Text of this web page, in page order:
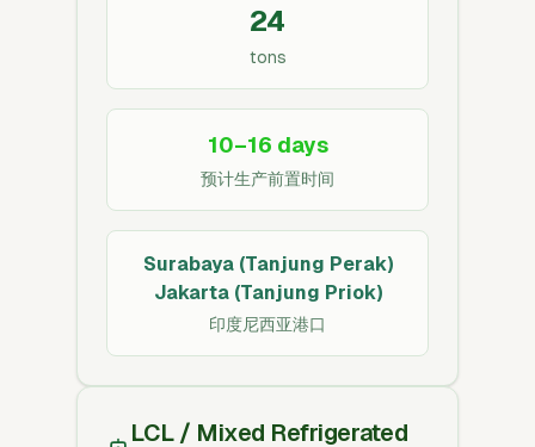
24
tons
10–16 days
预计生产前置时间
Surabaya (Tanjung Perak)
Jakarta (Tanjung Priok)
印度尼西亚港口
LCL / Mixed Refrigerated